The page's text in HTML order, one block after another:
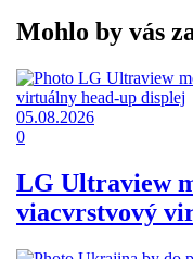
Mohlo by vás
05.08.2026
0
LG Ultraview
viacvrstvový